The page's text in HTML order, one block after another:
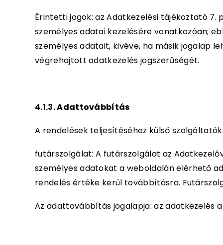
Érintetti jogok: az Adatkezelési tájékoztató
személyes adatai kezelésére vonatkozóan;
személyes adatait, kivéve, ha másik jogalap
végrehajtott adatkezelés jogszerűségét.
4.1.3. Adattovábbítás
A rendelések teljesítéséhez külső
futárszolgálat: A futárszolgálat az
személyes adatokat a weboldalán elérhető
rendelés értéke kerül továbbításra.
Az adattovábbítás jogalapja: az adatkezelés